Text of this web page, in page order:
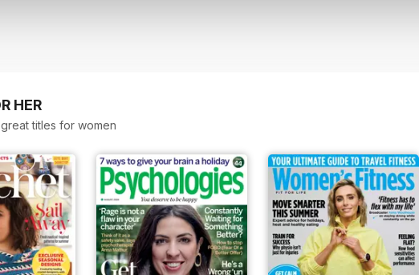
HER
titles for women